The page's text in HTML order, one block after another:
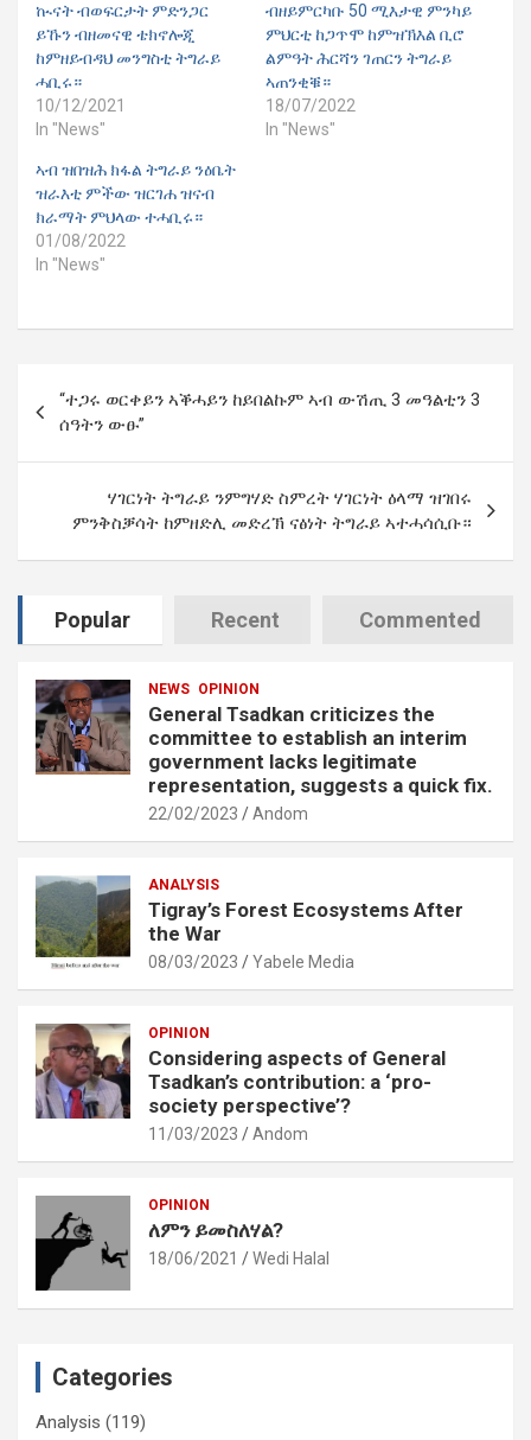
ኲናት ብወፍርታት ምድንጋር
ይኹን ብዘመናዊ ቴክኖሎጂ
ከምዘይብዳህ መንግስቲ ትግራይ
ሓቢሩ።
10/12/2021
In "News"
ብዘይምርካቡ 50 ሚእታዊ ምንካይ
ምህርቲ ከጋጥሞ ከምዝኽእል ቢሮ
ልምዓት ሕርሻን ገጠርን ትግራይ
ኣጠንቂቑ።
18/07/2022
In "News"
ኣብ ዝበዝሕ ክፋል ትግራይ ንዕቤት
ዝራእቲ ምችው ዝርገሐ ዝናብ
ክራማት ምህላው ተሓቢሩ።
01/08/2022
In "News"
navigation
“ተጋሩ ወርቀይን ኣቕሓይን ከይበልኩም ኣብ ውሽጢ 3 መዓልቲን 3
ሰዓትን ውፁ”
ሃገርነት ትግራይ ንምግሃድ ስምረት ሃገርነት ዕላማ ዝገበሩ
ምንቅስቓሳት ከምዘድሊ መድረኽ ናፅነት ትግራይ ኣተሓሳሲቡ።
Popular Recent Commented
NEWS OPINION
General Tsadkan criticizes the
committee to establish an interim
government lacks legitimate
representation, suggests a quick fix.
22/02/2023 Andom
ANALYSIS
Tigray’s Forest Ecosystems After
the War
08/03/2023 Yabele Media
OPINION
Considering aspects of General
Tsadkan’s contribution: a ‘pro-
society perspective’?
11/03/2023 Andom
OPINION
ለምን ይመስለሃል?
18/06/2021 Wedi Halal
Categories
Analysis (119)